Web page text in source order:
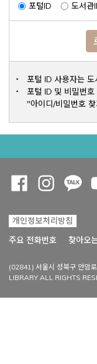
포털ID 도서관
포털 ID 사용자는
포털 ID 및 비밀번호
"아이디/비밀번호
개인정보처리방침
주요 전화번호
찾아오
(02841) 서울시 성북구 안암
LIBRARY ALL RIGHTS
Opens a new
Opens a